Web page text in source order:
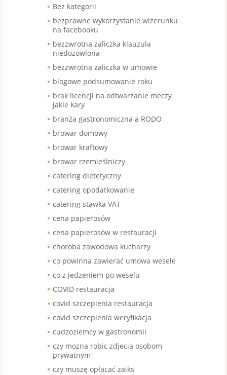
Bez kategorii
bezprawne wykorzystanie wizerunku
na facebooku
bezzwrotna zaliczka klauzula
niedozowlona
bezzwrotna zaliczka w umowie
blogowe podsumowanie roku
brak licencji na odtwarzanie meczy
jakie kary
branża gastronomiczna a RODO
browar domowy
browar kraftowy
browar rzemieślniczy
catering dietetyczny
catering opodatkowanie
catering stawka VAT
cena papierosów
cena papierosów w restauracji
choroba zawodowa kucharzy
co powinna zawierać umowa wesele
co z jedzeniem po weselu
COVID restauracja
covid szczepienia restauracja
covid szczepienia weryfikacja
cudzoziemcy w gastronomii
czy mozna robic zdjecia osobom
prywatnym
czy muszę opłacać zaiks